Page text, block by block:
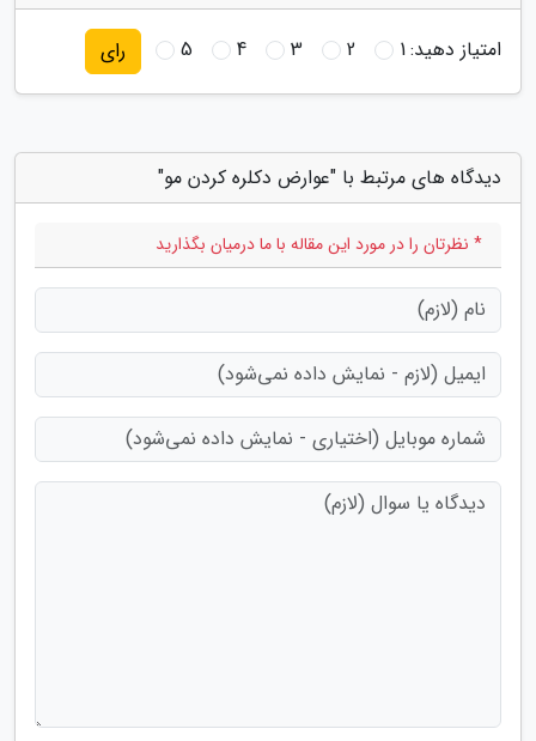
امتیاز دهید:1
2
3
4
5 رای
دیدگاه های مرتبط با "عوارض دکلره کردن مو"
* نظرتان را در مورد این مقاله با ما درمیان بگذارید